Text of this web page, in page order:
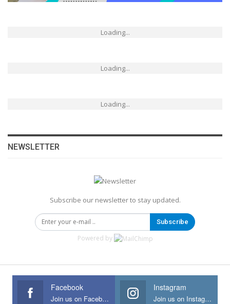
Loading...
Loading...
Loading...
NEWSLETTER
Subscribe our newsletter to stay updated.
Subscribe
Powered by
Facebook
Join us on Facebook
Instagram
Join us on Instagram